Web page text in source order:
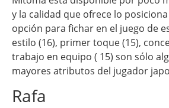
y la calidad que ofrece lo
opción para fichar en el juego de
estilo (16), primer toque (15),
trabajo en equipo ( 15) son sólo
mayores atributos del jugador
Rafa